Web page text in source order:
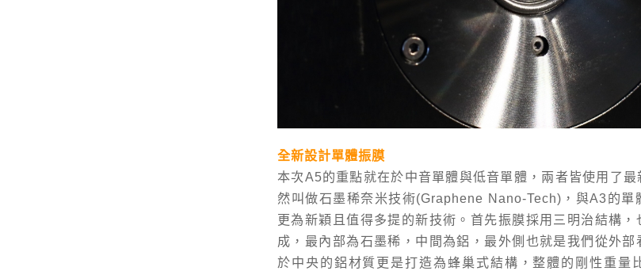
全新設計單體振膜
本次A5的重點就在於中音單體與低音單體，兩者皆使用了
然叫做石墨稀奈米技術(Graphene Nano-Tech)，與A3的單
更為新穎且值得多提的新技術。首先振膜採用三明治結構
成，最內部為石墨稀，中間為鋁，最外側也就是我們從外部
於中央的鋁材質更是打造為蜂巢式結構，整體的剛性重量